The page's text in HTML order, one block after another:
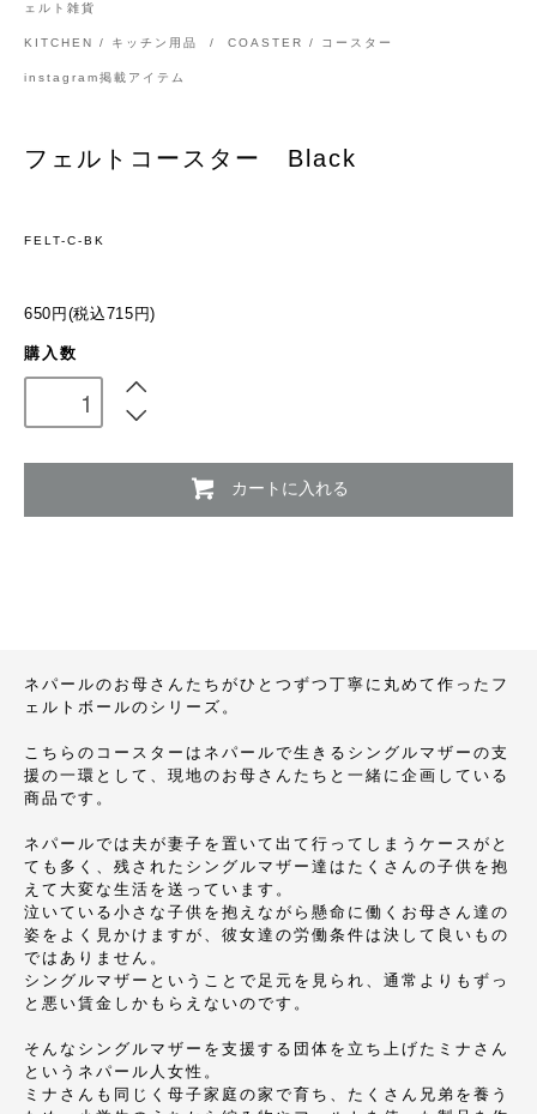
ェルト雑貨
KITCHEN / キッチン用品 / COASTER / コースター
instagram掲載アイテム
フェルトコースター Black
FELT-C-BK
650円(税込715円)
購入数
カートに入れる
ネパールのお母さんたちがひとつずつ丁寧に丸めて作ったフ
ェルトボールのシリーズ。
こちらのコースターはネパールで生きるシングルマザーの支
援の一環として、現地のお母さんたちと一緒に企画している
商品です。
ネパールでは夫が妻子を置いて出て行ってしまうケースがと
ても多く、残されたシングルマザー達はたくさんの子供を抱
えて大変な生活を送っています。
泣いている小さな子供を抱えながら懸命に働くお母さん達の
姿をよく見かけますが、彼女達の労働条件は決して良いもの
ではありません。
シングルマザーということで足元を見られ、通常よりもずっ
と悪い賃金しかもらえないのです。
そんなシングルマザーを支援する団体を立ち上げたミナさん
というネパール人女性。
ミナさんも同じく母子家庭の家で育ち、たくさん兄弟を養う